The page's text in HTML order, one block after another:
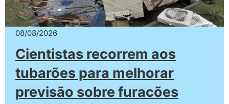
08/08/2026
Cientistas recorrem aos
tubarões para melhorar
previsão sobre furacões